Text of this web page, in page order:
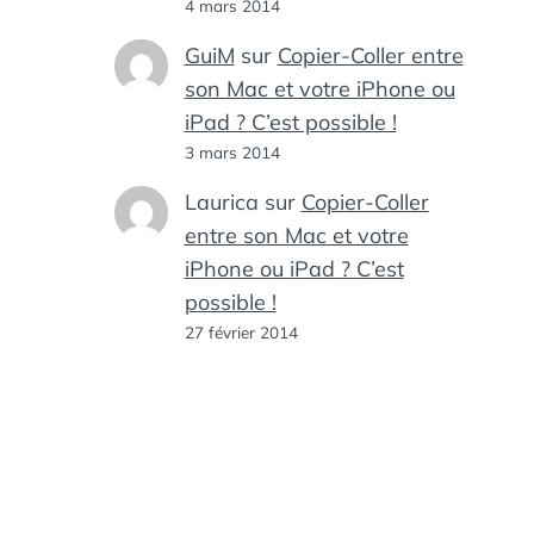
4 mars 2014
GuiM sur Copier-Coller entre
son Mac et votre iPhone ou
iPad ? C’est possible !
3 mars 2014
Laurica sur Copier-Coller
entre son Mac et votre
iPhone ou iPad ? C’est
possible !
27 février 2014